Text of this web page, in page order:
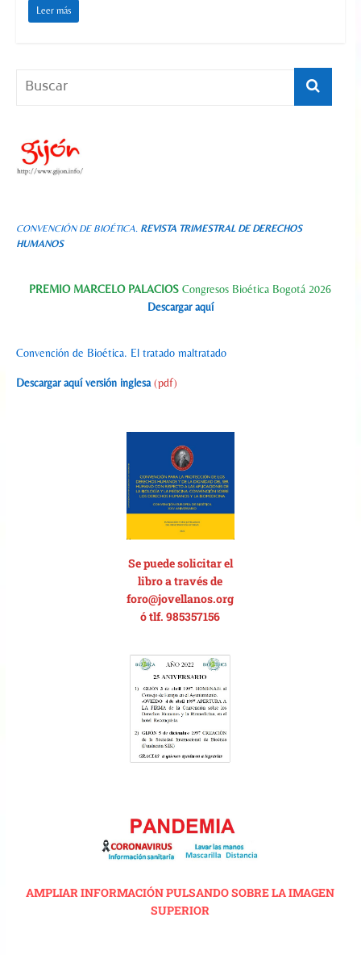
Leer más
CONVENCIÓN DE BIOÉTICA. REVISTA TRIMESTRAL DE DERECHOS
HUMANOS
PREMIO MARCELO PALACIOSCongresos Bioética Bogotá 2026
Descargar aquí
Convención de Bioética. El tratado maltratado
Descargar aquí versión inglesa (pdf)
Se puede solicitar el
libro a través de
foro@jovellanos.org
ó tlf. 985357156
AMPLIAR INFORMACIÓN PULSANDO SOBRE LA IMAGEN
SUPERIOR